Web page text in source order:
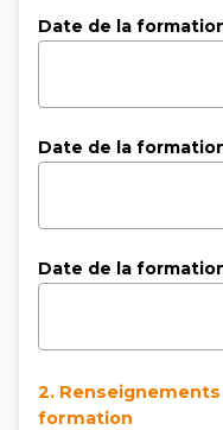
Date de la
Date de la
Date de la
2.
formation